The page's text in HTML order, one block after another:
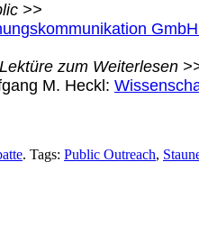
>>
zum Weiterlesen
M. Heckl:
. Tags: Public Outreach,